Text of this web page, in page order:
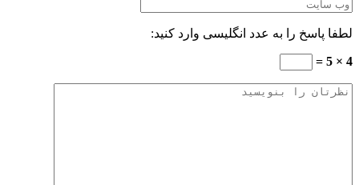
لطفا پاسخ را به عدد انگلیسی وارد کنید:
4 × 5 =